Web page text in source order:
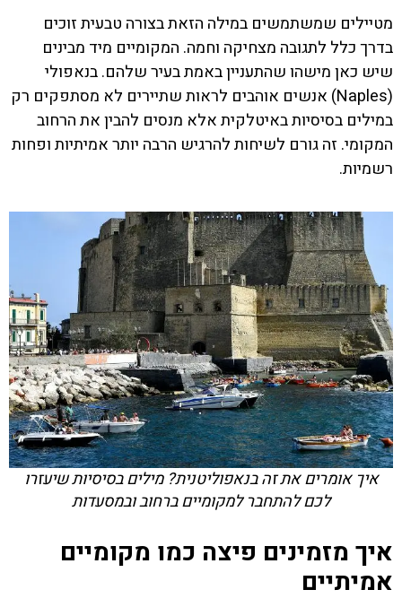
מטיילים שמשתמשים במילה הזאת בצורה טבעית זוכים
בדרך כלל לתגובה מצחיקה וחמה. המקומיים מיד מבינים
שיש כאן מישהו שהתעניין באמת בעיר שלהם. בנאפולי
(Naples) אנשים אוהבים לראות שתיירים לא מסתפקים רק
במילים בסיסיות באיטלקית אלא מנסים להבין את הרחוב
המקומי. זה גורם לשיחות להרגיש הרבה יותר אמיתיות ופחות
רשמיות.
איך אומרים את זה בנאפוליטנית? מילים בסיסיות שיעזרו
לכם להתחבר למקומיים ברחוב ובמסעדות
איך מזמינים פיצה כמו מקומיים
אמיתיים